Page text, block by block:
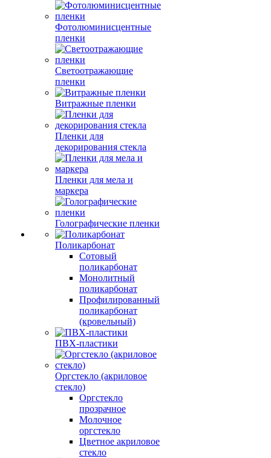
Фотолюминисцентные
пленки
Светоотражающие
пленки
Витражные пленки
Пленки для
декорирования стекла
Пленки для мела и
маркера
Голографические пленки
Поликарбонат
Сотовый
поликарбонат
Монолитный
поликарбонат
Профилированный
поликарбонат
(кровельный)
ПВХ-пластики
Оргстекло (акриловое
стекло)
Оргстекло
прозрачное
Молочное
оргстекло
Цветное акриловое
стекло